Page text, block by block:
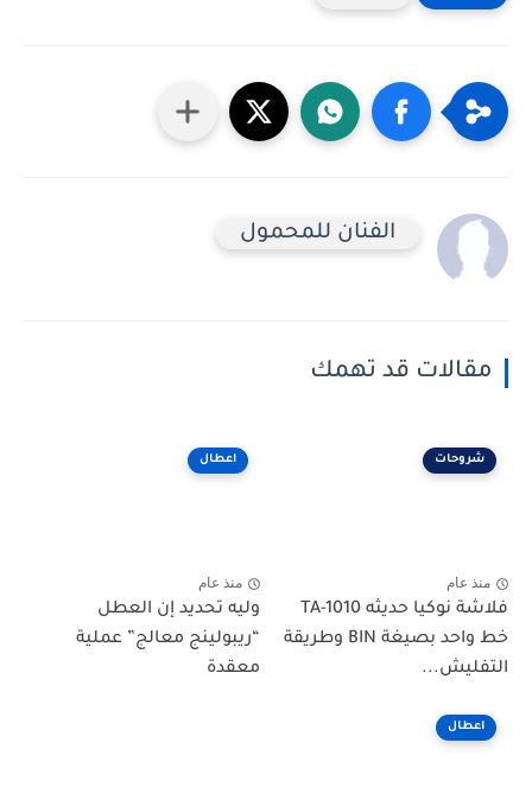
الفنان للمحمول
مقالات قد تهمك
شروحات
منذ عام
فلاشة نوكيا حديثه TA-1010
خط واحد بصيغة BIN وطريقة
التفليش...
اعطال
منذ عام
وليه تحديد إن العطل
“ريبولينج معالج” عملية
معقدة
اعطال